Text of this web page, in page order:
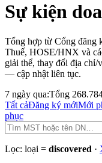
Sự kiện
Tổng hợp từ Cổng đăng
Thuế, HOSE/HNX và
giải thể, thay đổi địa
— cập nhật liên tục.
7 ngày qua:Tổng
Tất cảĐăng ký mớiMới
phục
Lọc: loại = discovered ·